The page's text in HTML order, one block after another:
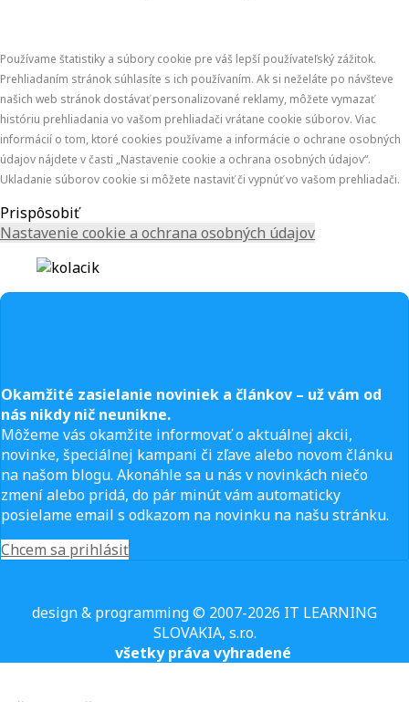
Používame štatistiky a súbory cookie pre váš lepší používateľský zážitok.
Prehliadaním stránok súhlasíte s ich používaním. Ak si neželáte po návšteve
našich web stránok dostávať personalizované reklamy, môžete vymazať
históriu prehliadania vo vašom prehliadači vrátane cookie súborov. Viac
informácií o tom, ktoré cookies používame a informácie o ochrane osobných
údajov nájdete v časti „Nastavenie cookie a ochrana osobných údajov“.
Ukladanie súborov cookie si môžete nastaviť či vypnúť vo vašom prehliadači.
Prispôsobiť
Nastavenie cookie a ochrana osobných údajov
Okamžité zasielanie noviniek a článkov – už vám od
nás nikdy nič neunikne.
Môžeme vás okamžite informovať o aktuálnej akcii,
novinke, špeciálnej kampani či zľave alebo novom článku
na našom blogu. Akonáhle sa u nás v novinkách niečo
zmení alebo pridá, do pár minút vám automaticky
posielame email s odkazom na novinku na našu stránku.
Chcem sa prihlásiť
design & programming © 2007-2026 IT LEARNING
SLOVAKIA, s.r.o.
všetky práva vyhradené